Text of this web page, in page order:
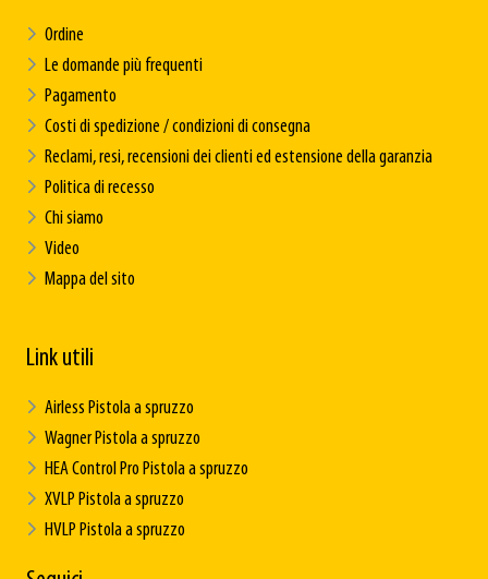
Ordine
Le domande più frequenti
Pagamento
Costi di spedizione / condizioni di consegna
Reclami, resi, recensioni dei clienti ed estensione della garanzia
Politica di recesso
Chi siamo
Video
Mappa del sito
Link utili
Airless Pistola a spruzzo
Wagner Pistola a spruzzo
HEA Control Pro Pistola a spruzzo
XVLP Pistola a spruzzo
HVLP Pistola a spruzzo